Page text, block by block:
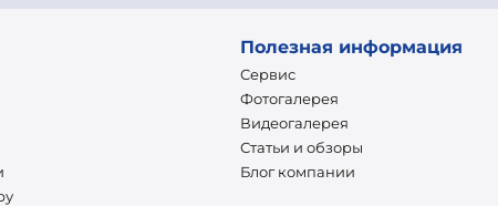
Полезная информация
Сервис
Фотогалерея
Видеогалерея
Статьи и обзоры
Блог компании